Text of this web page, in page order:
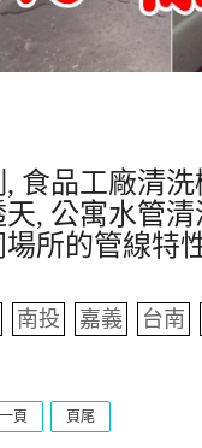
食品工廠清
, 公寓水管
所的管線特
南投 嘉義 台南
一頁 頁尾